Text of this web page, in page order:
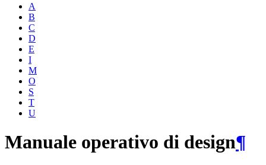
A
B
C
D
E
I
M
O
S
T
U
Manuale operativo di design¶